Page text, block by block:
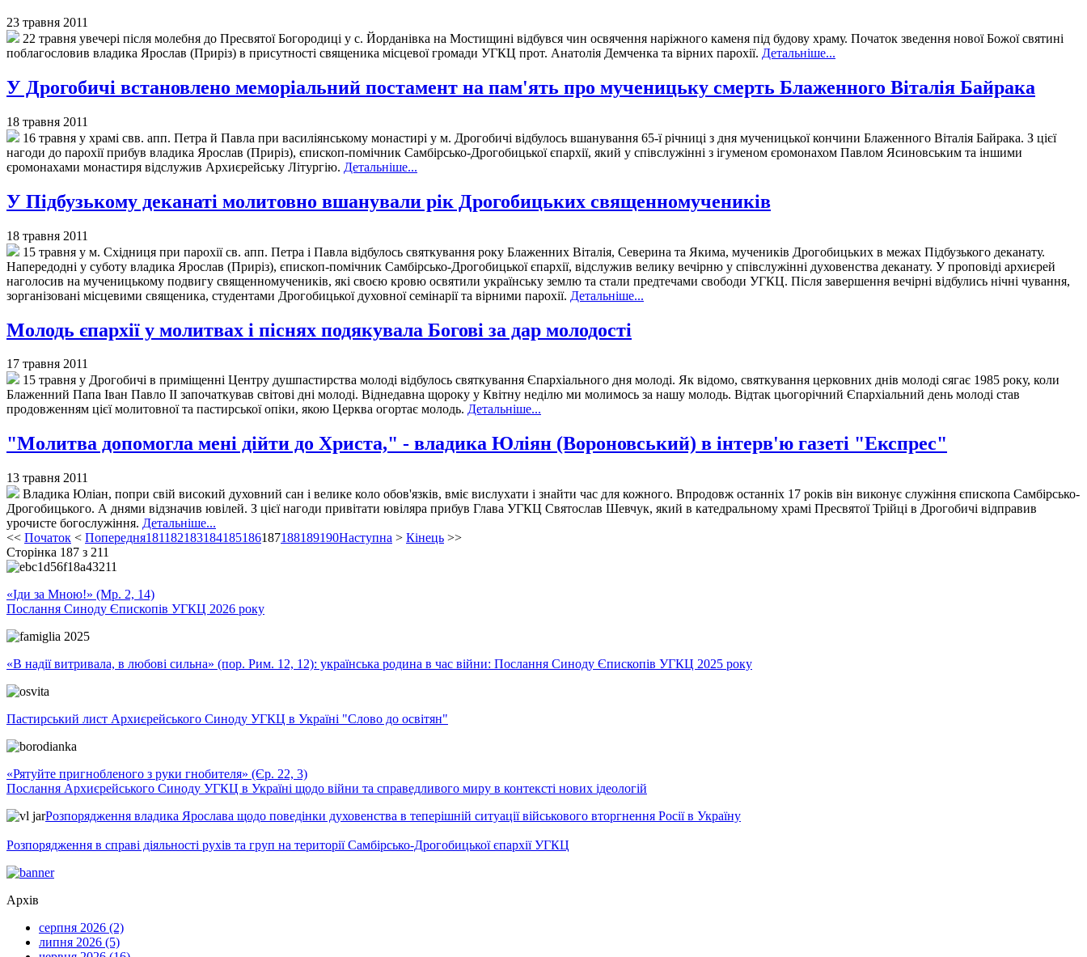
23 травня 2011
22 травня увечері після молебня до Пресвятої Богородиці у с. Йорданівка на Мостищині відбувся чин освячення наріжного каменя під будову храму. Початок зведення нової Божої святині
поблагословив владика Ярослав (Приріз) в присутності священика місцевої громади УГКЦ прот. Анатолія Демченка та вірних парохії. Детальніше...
У Дрогобичі встановлено меморіальний постамент на пам'ять про мученицьку смерть Блаженного Віталія Байрака
18 травня 2011
16 травня у храмі свв. апп. Петра й Павла при василіянському монастирі у м. Дрогобичі відбулось вшанування 65-ї річниці з дня мученицької кончини Блаженного Віталія Байрака. З цієї
нагоди до парохії прибув владика Ярослав (Приріз), єпископ-помічник Самбірсько-Дрогобицької єпархії, який у співслужінні з ігуменом єромонахом Павлом Ясиновським та іншими
єромонахами монастиря відслужив Архиєрейську Літургію. Детальніше...
У Підбузькому деканаті молитовно вшанували рік Дрогобицьких священномучеників
18 травня 2011
15 травня у м. Східниця при парохії св. апп. Петра і Павла відбулось святкування року Блаженних Віталія, Северина та Якима, мучеників Дрогобицьких в межах Підбузького деканату.
Напередодні у суботу владика Ярослав (Приріз), єпископ-помічник Самбірсько-Дрогобицької єпархії, відслужив велику вечірню у співслужінні духовенства деканату. У проповіді архиєрей
наголосив на мученицькому подвигу священномучеників, які своєю кровю освятили українську землю та стали предтечами свободи УГКЦ. Після завершення вечірні відбулись нічні чування,
зорганізовані місцевими священика, студентами Дрогобицької духовної семінарії та вірними парохії. Детальніше...
Молодь єпархії у молитвах і піснях подякувала Богові за дар молодості
17 травня 2011
15 травня у Дрогобичі в приміщенні Центру душпастирства молоді відбулось святкування Єпархіального дня молоді. Як відомо, святкування церковних днів молоді сягає 1985 року, коли
Блаженний Папа Іван Павло ІІ започаткував світові дні молоді. Віднедавна щороку у Квітну неділю ми молимось за нашу молодь. Відтак цьогорічний Єпархіальний день молоді став
продовженням цієї молитовної та пастирської опіки, якою Церква огортає молодь. Детальніше...
"Молитва допомогла менi дiйти до Христа," - владика Юліян (Вороновський) в інтерв'ю газеті "Експрес"
13 травня 2011
Владика Юлiан, попри свiй високий духовний сан i велике коло обов'язкiв, вмiє вислухати i знайти час для кожного. Впродовж останнiх 17 рокiв вiн виконує служiння єпископа Самбiрсько-
Дрогобицького. А днями вiдзначив ювiлей. З цiєї нагоди привiтати ювiляра прибув Глава УГКЦ Святослав Шевчук, який в катедральному храмi Пресвятої Трiйцi в Дрогобичi вiдправив
урочисте богослужiння. Детальніше...
<< Початок < Попередня181182183184185186187188189190Наступна > Кінець >>
Сторінка 187 з 211
«Іди за Мною!» (Мр. 2, 14)
Послання Синоду Єпископів УГКЦ 2026 року
«В надії витривала, в любові сильна» (пор. Рим. 12, 12): українська родина в час війни: Послання Синоду Єпископів УГКЦ 2025 року
Пастирський лист Архиєрейського Синоду УГКЦ в Україні "Слово до освітян"
«Рятуйте пригнобленого з руки гнобителя» (Єр. 22, 3)
Послання Архиєрейського Синоду УГКЦ в Україні щодо війни та справедливого миру в контексті нових ідеологій
Розпорядження владика Ярослава щодо поведінки духовенства в теперішній ситуації військового вторгнення Росії в Україну
Розпорядження в справі діяльності рухів та груп на території Самбірсько-Дрогобицької єпархії УГКЦ
Архів
серпня 2026 (2)
липня 2026 (5)